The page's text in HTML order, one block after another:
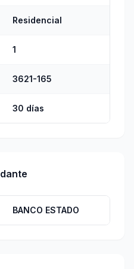
Residencial
1
3621-165
30 días
BANCO ESTADO